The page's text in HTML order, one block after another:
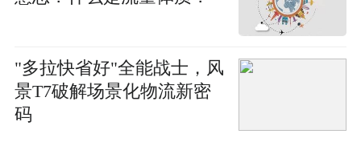
"多拉快省好"全能战士，风
景T7破解场景化物流新密
码